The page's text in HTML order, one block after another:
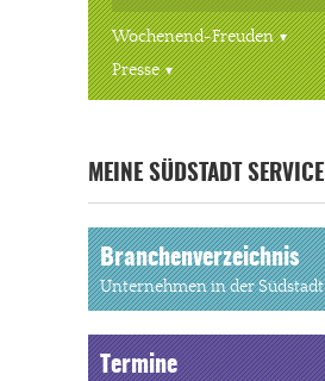
« ALLE VERANSTALTUNGEN
Wochenend-Freuden
Presse
MEINE SÜDSTADT SERVICE
Branchenverzeichnis
Unternehmen in der Südstadt
Termine